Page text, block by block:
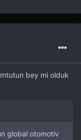
bey mi olduk
global otomotiv